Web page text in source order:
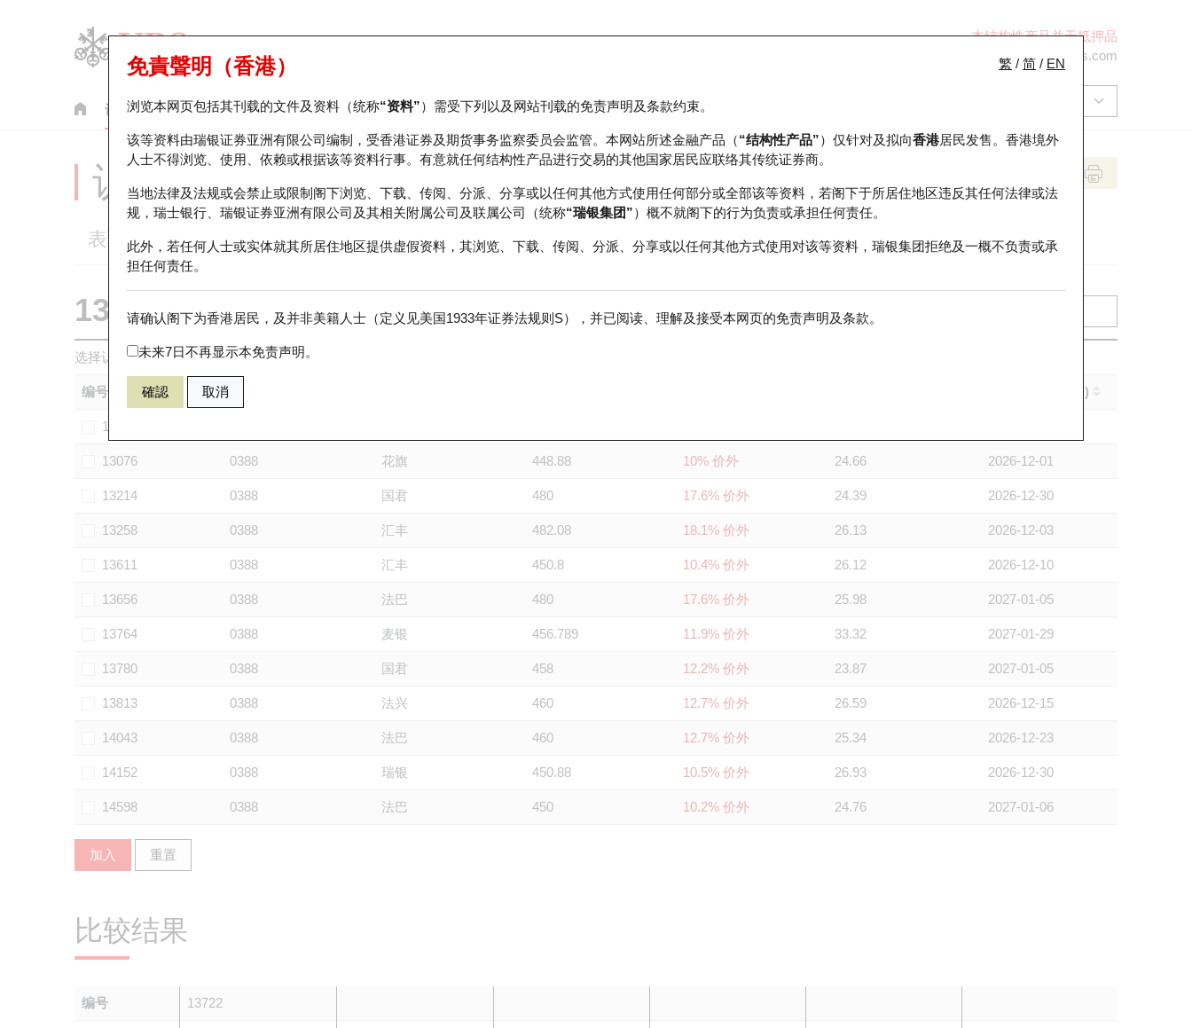
本结构性产品并无抵押品
ol-hkwarrants@ubs.com
认股证 牛熊证 美股指数产品 轮证市场统计 正股数据及市场统计 瑞银轮证教室
繁 / 简 / EN
免責聲明（香港）
浏览本网页包括其刊载的文件及资料（统称“资料”）需受下列以及网站刊载的免责声明及条款约束。
该等资料由瑞银证券亚洲有限公司编制，受香港证券及期货事务监察委员会监管。本网站所述金融产品（“结构性产品”）仅针对及拟向香港居民发售。香港境外
人士不得浏览、使用、依赖或根据该等资料行事。有意就任何结构性产品进行交易的其他国家居民应联络其传统证券商。
当地法律及法规或会禁止或限制阁下浏览、下载、传阅、分派、分享或以任何其他方式使用任何部分或全部该等资料，若阁下于所居住地区违反其任何法律或法
规，瑞士银行、瑞银证券亚洲有限公司及其相关附属公司及联属公司（统称“瑞银集团”）概不就阁下的行为负责或承担任何责任。
此外，若任何人士或实体就其所居住地区提供虚假资料，其浏览、下载、传阅、分派、分享或以任何其他方式使用对该等资料，瑞银集团拒绝及一概不负责或承
担任何责任。
请确认阁下为香港居民，及并非美籍人士（定义见美国1933年证券法规则S），并已阅读、理解及接受本网页的免责声明及条款。
未来7日不再显示本免责声明。
確認 取消
认股证分析仪
表现 街货统计 比较
13722 瑞银认购 0388 香港交易所
选择认股证作比较*你可以选择最多五只认股证
编号 到期日 (年-月-日)
13033
13076 0388 花旗 448.88 10% 价外 24.66 2026-12-01
13214 0388 国君 480 17.6% 价外 24.39 2026-12-30
13258 0388 汇丰 482.08 18.1% 价外 26.13 2026-12-03
13611 0388 汇丰 450.8 10.4% 价外 26.12 2026-12-10
13656 0388 法巴 480 17.6% 价外 25.98 2027-01-05
13764 0388 麦银 456.789 11.9% 价外 33.32 2027-01-29
13780 0388 国君 458 12.2% 价外 23.87 2027-01-05
13813 0388 法兴 460 12.7% 价外 26.59 2026-12-15
14043 0388 法巴 460 12.7% 价外 25.34 2026-12-23
14152 0388 瑞银 450.88 10.5% 价外 26.93 2026-12-30
14598 0388 法巴 450 10.2% 价外 24.76 2027-01-06
加入 重置
比较结果
编号 13722